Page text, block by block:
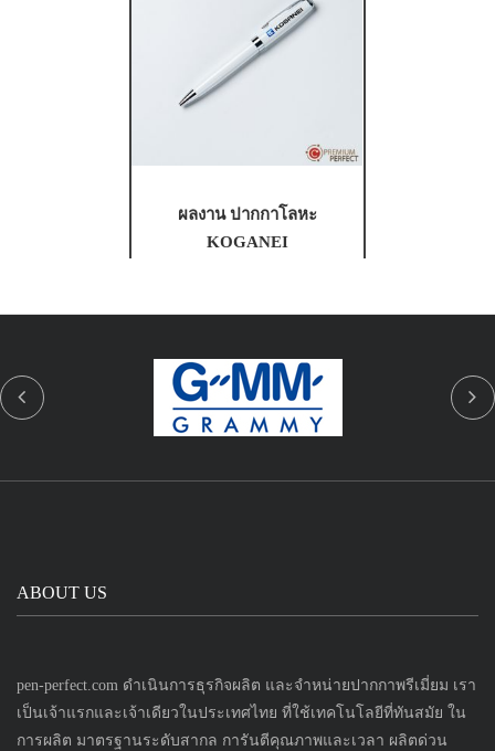
ผลงาน ปากกาโลหะ
KOGANEI
ABOUT US
pen-perfect.com ดำเนินการธุรกิจผลิต และจำหน่ายปากกาพรีเมี่ยม เรา
เป็นเจ้าแรกและเจ้าเดียวในประเทศไทย ที่ใช้เทคโนโลยีที่ทันสมัย ใน
การผลิต มาตรฐานระดับสากล การันตีคุณภาพและเวลา ผลิตด่วน